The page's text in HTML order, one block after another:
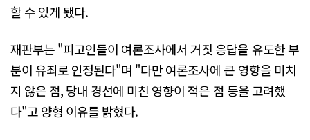
할 수 있게 됐다.
재판부는 "피고인들이 여론조사에서 거짓 응답을 유도한 부
분이 유죄로 인정된다"며 "다만 여론조사에 큰 영향을 미치
지 않은 점, 당내 경선에 미친 영향이 적은 점 등을 고려했
다"고 양형 이유를 밝혔다.